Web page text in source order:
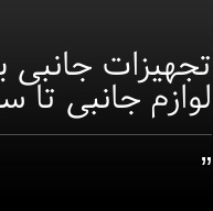
تجهیزات جانبی
لوازم جانبی
”